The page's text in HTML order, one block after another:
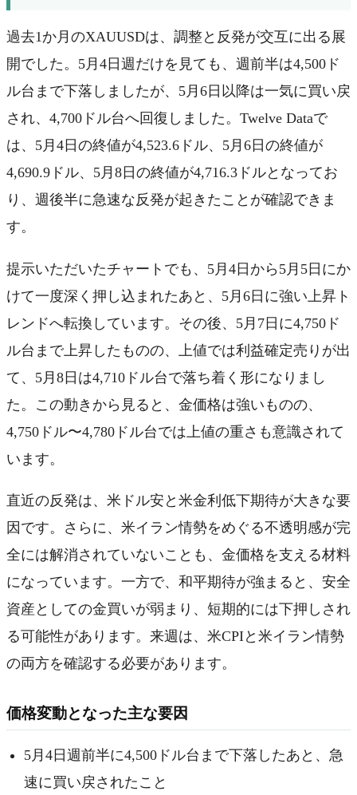
過去1か月のXAUUSDは、調整と反発が交互に出る展
開でした。5月4日週だけを見ても、週前半は4,500ド
ル台まで下落しましたが、5月6日以降は一気に買い戻
され、4,700ドル台へ回復しました。Twelve Dataで
は、5月4日の終値が4,523.6ドル、5月6日の終値が
4,690.9ドル、5月8日の終値が4,716.3ドルとなってお
り、週後半に急速な反発が起きたことが確認できま
す。
提示いただいたチャートでも、5月4日から5月5日にか
けて一度深く押し込まれたあと、5月6日に強い上昇ト
レンドへ転換しています。その後、5月7日に4,750ド
ル台まで上昇したものの、上値では利益確定売りが出
て、5月8日は4,710ドル台で落ち着く形になりまし
た。この動きから見ると、金価格は強いものの、
4,750ドル〜4,780ドル台では上値の重さも意識されて
います。
直近の反発は、米ドル安と米金利低下期待が大きな要
因です。さらに、米イラン情勢をめぐる不透明感が完
全には解消されていないことも、金価格を支える材料
になっています。一方で、和平期待が強まると、安全
資産としての金買いが弱まり、短期的には下押しされ
る可能性があります。来週は、米CPIと米イラン情勢
の両方を確認する必要があります。
価格変動となった主な要因
5月4日週前半に4,500ドル台まで下落したあと、急
速に買い戻されたこと